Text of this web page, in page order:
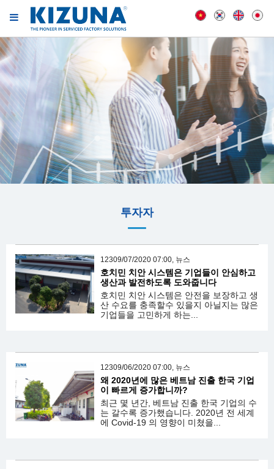
투자자
12309/07/2020 07:00, 뉴스
호치민 치안 시스템은 기업들이 안심하고
생산과 발전하도록 도와줍니다
호치민 치안 시스템은 안전을 보장하고 생
산 수요를 충족할수 있을지 아닐지는 많은
기업들을 고민하게 하는...
12309/06/2020 07:00, 뉴스
왜 2020년에 많은 베트남 진출 한국 기업
이 빠르게 증가합니까?
최근 몇 년간, 베트남 진출 한국 기업의 수
는 갈수록 증가했습니다. 2020년 전 세계
에 Covid-19 의 영향이 미쳤을...